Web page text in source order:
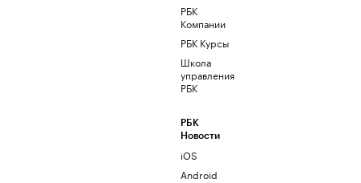
РБК
Компании
РБК Курсы
Школа
управления
РБК
РБК
Новости
iOS
Android